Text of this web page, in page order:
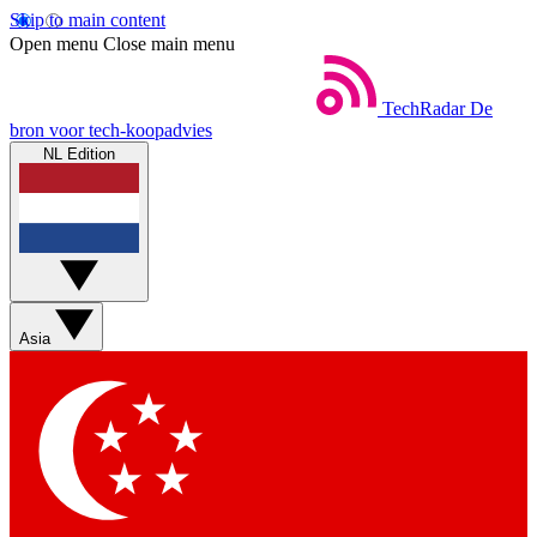
Skip to main content
Open menu Close main menu
TechRadar De
bron voor tech-koopadvies
NL Edition
Asia